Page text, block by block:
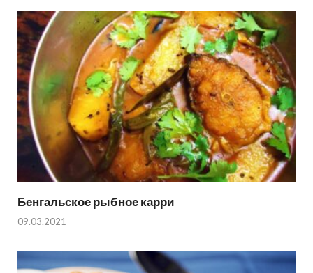
Бенгальское рыбное карри
09.03.2021